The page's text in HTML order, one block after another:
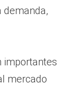
demanda,
importantes
mercado